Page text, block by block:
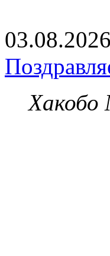
03.08.2026
Хакобо